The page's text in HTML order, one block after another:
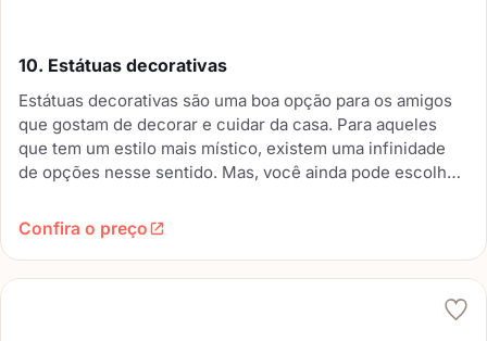
10. Estátuas decorativas
Estátuas decorativas são uma boa opção para os amigos
que gostam de decorar e cuidar da casa. Para aqueles
que tem um estilo mais místico, existem uma infinidade
de opções nesse sentido. Mas, você ainda pode escolher
ao estilo de vida do seu amigo.
Confira o preço